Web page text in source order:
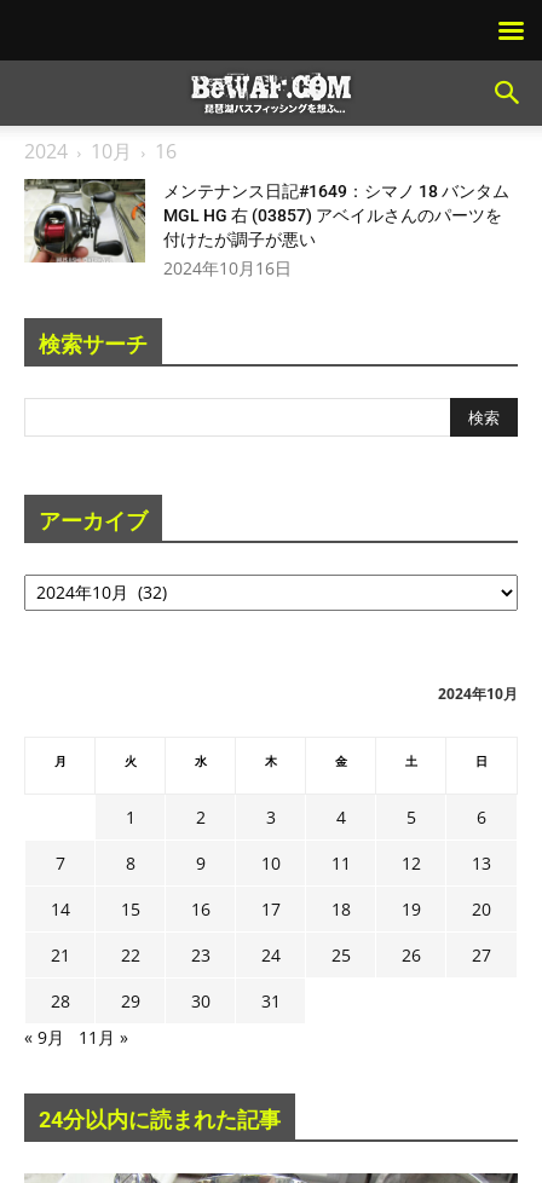
2024 10月 16
メンテナンス日記#1649：シマノ 18 バンタム
MGL HG 右 (03857) アベイルさんのパーツを
付けたが調子が悪い
2024年10月16日
検索サーチ
アーカイブ
ア
ー
2024年10月
月 火 水 木 金 土 日
1 2 3 4 5
6
7
8 9 10 11 12
13
14
15 16 17 18 19
20
21
22 23 24 25 26
27
28
29 30
31
« 9月
11月 »
24分以内に読まれた記事